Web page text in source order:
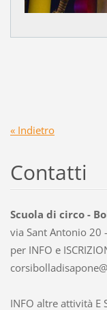
« Indietro
Contatti
Scuola di circo -
via Sant Antonio 20
per INFO e
corsibolladisapo
INFO altre attività E